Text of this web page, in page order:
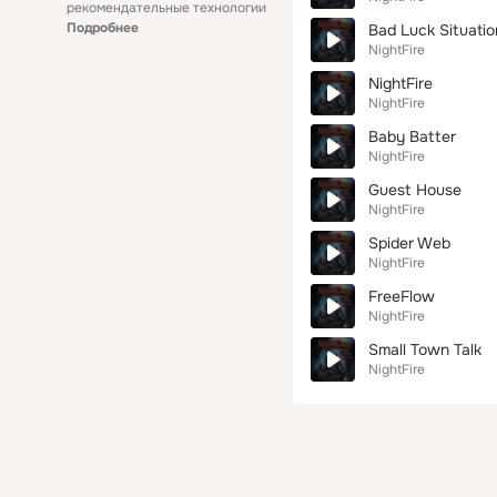
рекомендательные технологии
Подробнее
Bad Luck
NightFire
NightFire
NightFire
Baby Batter
NightFire
Guest House
NightFire
Spider Web
NightFire
FreeFlow
NightFire
Small Town Talk
NightFire